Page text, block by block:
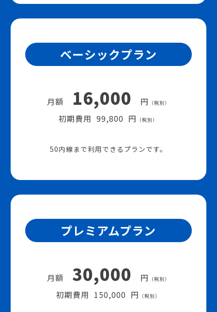
ベーシックプラン
月額 16,000 円 （税別）
初期費用 99,800 円 （税別）
50内線まで利用できるプランです。
プレミアムプラン
月額 30,000 円 （税別）
初期費用 150,000 円 （税別）